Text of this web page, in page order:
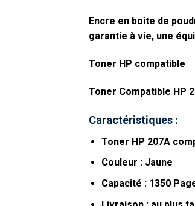
Encre en boîte de
garantie à vie, une
Toner HP compatible
Toner Compatible HP
Caractéristiques :
Toner HP 207A
Couleur : Jaune
Capacité : 1350